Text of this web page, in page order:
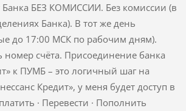
Банка БЕЗ КОМИССИИ. Без комиссии (в
Банка). В тот же день
до 17:00 МСК по рабочим дням).
номер счёта. Присоединение банка
к ПУМБ – это логичный шаг на
Кредит», у меня будет доступ в
· Перевести · Пополнить